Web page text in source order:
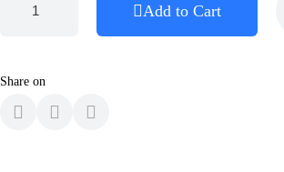
Add to Cart
Share on